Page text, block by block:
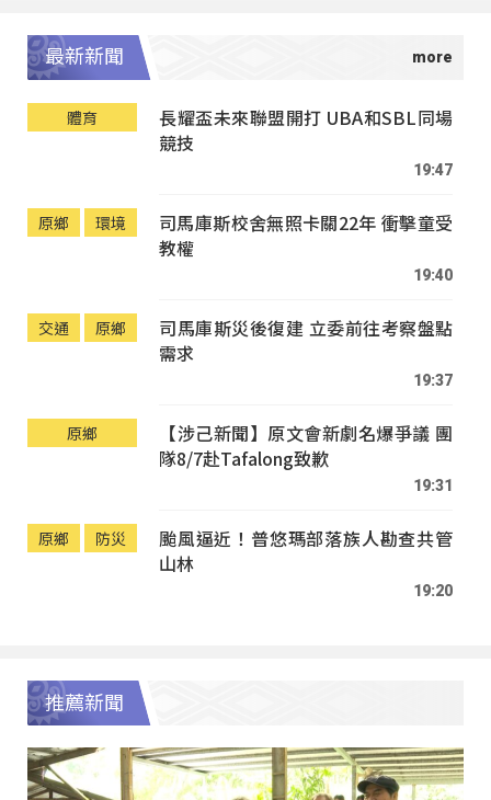
最新新聞
體育
長耀盃未來聯盟開打 UBA和SBL同場
競技
19:47
原鄉 環境
司馬庫斯校舍無照卡關22年 衝擊童受
教權
19:40
交通 原鄉
司馬庫斯災後復建 立委前往考察盤點
需求
19:37
原鄉
【涉己新聞】原文會新劇名爆爭議 團
隊8/7赴Tafalong致歉
19:31
原鄉 防災
颱風逼近！普悠瑪部落族人勘查共管
山林
19:20
推薦新聞